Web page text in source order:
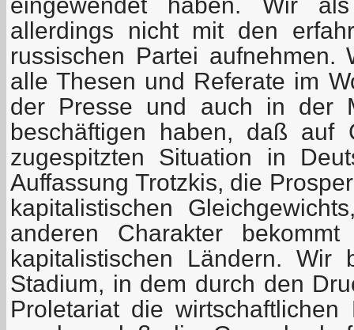
allerdings nicht mit den
russischen Partei aufnehmen.
alle Thesen und Referate im
der Presse und auch in der
beschäftigen haben, daß auf
zugespitzten Situation in
Auffassung Trotzkis, die
kapitalistischen
anderen Charakter
kapitalistischen Ländern.
Stadium, in dem durch den
Proletariat die